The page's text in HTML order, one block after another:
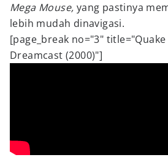
Mega Mouse, yang pastinya
lebih mudah dinavigasi.
[page_break no="3" title="Quake
Dreamcast (2000)"]